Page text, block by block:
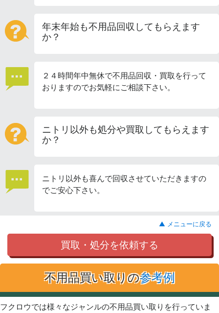
年末年始も不用品回収してもらえます
か？
２４時間年中無休で不用品回収・買取を行って
おりますのでお気軽にご相談下さい。
ニトリ以外も処分や買取してもらえます
か？
ニトリ以外も喜んで回収させていただきますの
でご安心下さい。
▲ メニューに戻る
買取・処分を依頼する
不用品買い取りの参考例
フクロウでは様々なジャンルの不用品買い取りを行っていま